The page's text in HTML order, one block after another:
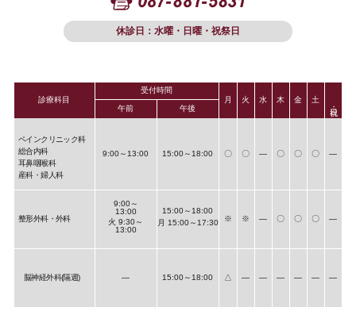
休診日：水曜・日曜・祝祭日
診療科目
受付時間
月
火 水 木 金
土
午前
午後
ペインクリニック科
総合内科
耳鼻咽喉科
産科・婦人科
9:00～13:00 15:00～18:00 〇 〇 ― 〇 〇 〇 ―
整形外科・外科
9:00～
13:00
火 9:30～
13:00
15:00～18:00
月 15:00～17:30
※ ※ ― 〇 〇 〇 ―
脳神経外科(隔週) ― 15:00～18:00 △ ― ― ― ― ― ―